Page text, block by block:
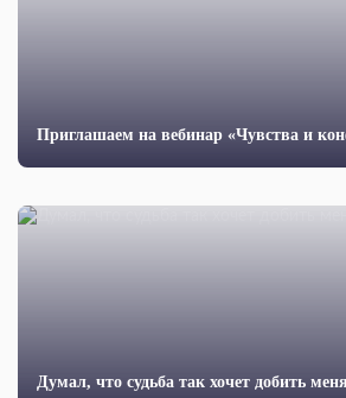
Приглашаем на вебинар «Чувства и
Думал, что судьба так хочет добить меня